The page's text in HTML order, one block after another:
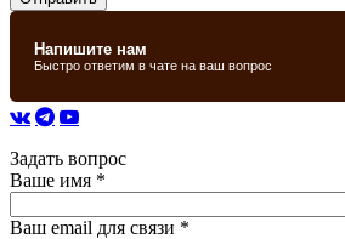
Задать вопрос
Ваше имя *
Ваш email для связи *